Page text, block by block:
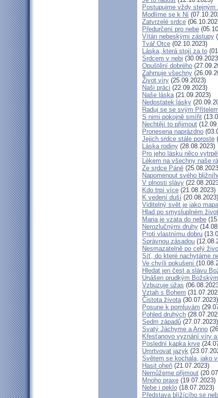
Postupujme vždy stejným
Modlíme se k Ní
Zatvrzelé srdce
Předurčení pro nebe
Vítán nebeskými zástupy
Tvář Otce (02.10.2023)
Láska, která stojí za to
Srdcem v nebi
Opuštění dobrého
Zahrnuje všechny
Život víry (25.09.2023)
Naši práci (22.09.2023)
Naše láska(21.09.2023)
Nedostatek lásky
Raduj se se svým
S nimi pokojně smířit
Nechtějí to přijmout
Pronesena naprázdno
Jejich srdce stále poroste
Láska rodiny (28.08.2023)
Pro jeho lásku něco
Lékem na všechny naše
Ze srdce Páně
Napomenout svého
V plnosti slávy
Kdo trpí více (21.08.2023)
K vedení duší (20.08.2023)
Viditelný svět je jako mapa
Hlad po smysluplném
Maria je vzata do nebe
Nerozlučnými druhy
Proti vlastnímu dobru
Správnou zásadou
Nesmazatelně po celý
Síť, do které nachytáme
Ve chvíli pokušení
Hledat jen čest a slávu
Unášen prudkým
Vzbuzuje úžas
Vztah s Bohem
Čistota života(30.07.2023)
Posune k pomluvám
Pohled druhých
Sedm západů (27.07.2023)
Svatý Jáchyme a Anno
Křesťanovo vyznání víry
Poslední kapka krve
Umrtvovat jazyk
Světem se kochala, jako
Hasit oheň (21.07.2023)
Nemůžeme přijmout
Mnoho praxe (19.07.2023)
Nebe i peklo (18.07.2023)
Představa blížícího se